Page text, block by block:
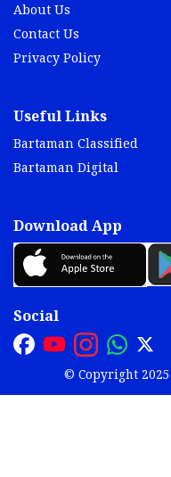
About Us
Contact Us
Privacy Policy
Useful Links
Bartaman Classified
Bartaman Digital
Download App
Social
© Copyright